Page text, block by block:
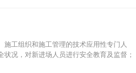
工组织和施工管理的技术应用性专门人
况，对新进场人员进行安全教育及监督；